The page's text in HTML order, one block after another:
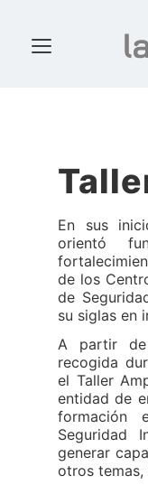
En sus
orientó
de los
de
su siglas en
A partir de
recogida
el Taller
entidad de
formación
Seguridad
generar
otros temas,